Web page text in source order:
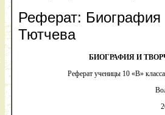
Реферат:
Тютчева
БИОГРАФИЯ И
Реферат ученицы 10 «В»